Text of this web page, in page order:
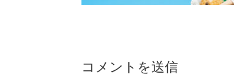
コメントを送信